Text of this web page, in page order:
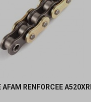
AFAM RENFORCEE